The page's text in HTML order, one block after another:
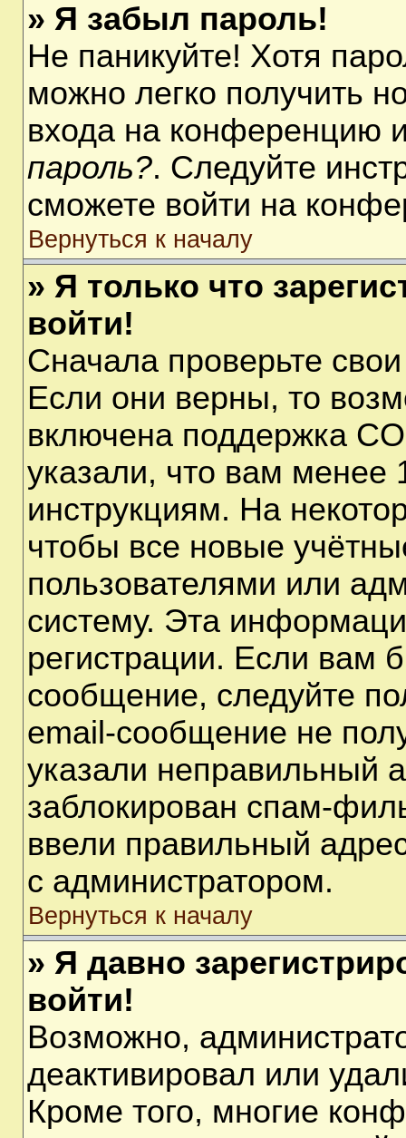
» Я забыл пароль!
Не паникуйте! Хотя
можно легко получить
входа на конференцию
пароль?. Следуйте
сможете войти на
Вернуться к началу
» Я только что
войти!
Сначала проверьте
Если они верны, то
включена поддержка
указали, что вам менее
инструкциям. На
чтобы все новые
пользователями или
систему. Эта
регистрации. Если вам
сообщение, следуйте
email-сообщение не
указали неправильный
заблокирован спам-
ввели правильный
с администратором.
Вернуться к началу
» Я давно
войти!
Возможно,
деактивировал или
Кроме того, многие